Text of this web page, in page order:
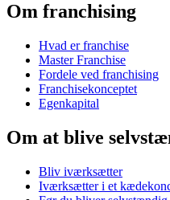
Om franchising
Hvad er franchise
Master Franchise
Fordele ved franchising
Franchisekonceptet
Egenkapital
Om at blive
Bliv iværksætter
Iværksætter i et